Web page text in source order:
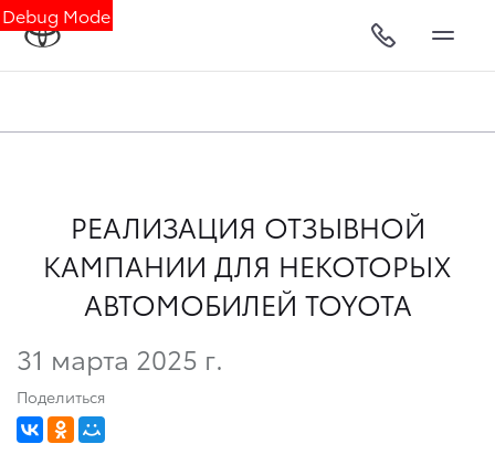
Debug Mode
РЕАЛИЗАЦИЯ ОТЗЫВНОЙ
КАМПАНИИ ДЛЯ НЕКОТОРЫХ
АВТОМОБИЛЕЙ TOYOTA
31 марта 2025 г.
Поделиться